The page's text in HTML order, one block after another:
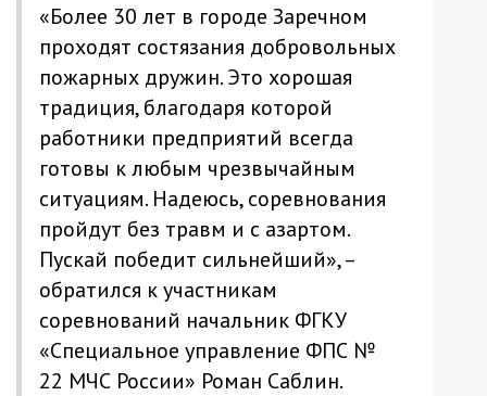
«Более 30 лет в городе Заречном
проходят состязания добровольных
пожарных дружин. Это хорошая
традиция, благодаря которой
работники предприятий всегда
готовы к любым чрезвычайным
ситуациям. Надеюсь, соревнования
пройдут без травм и с азартом.
Пускай победит сильнейший», –
обратился к участникам
соревнований начальник ФГКУ
«Специальное управление ФПС №
22 МЧС России» Роман Саблин.